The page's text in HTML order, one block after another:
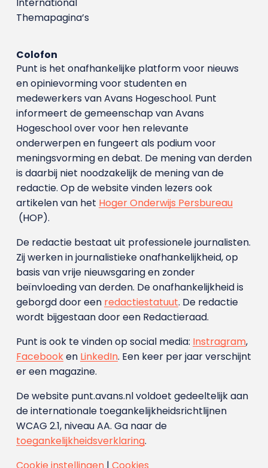
Themapagina’s
Colofon
Punt is het onafhankelijke platform voor nieuws
en opinievorming voor studenten en
medewerkers van Avans Hoge­school. Punt
informeert de gemeenschap van Avans
Hogeschool over voor hen relevante
onderwerpen en fungeert als podium voor
meningsvorming en debat. De mening van derden
is daarbij niet noodzakelijk de mening van de
redactie. Op de website vinden lezers ook
artikelen van het Hoger Onderwijs Persbureau
(HOP).
De redactie bestaat uit professionele journalisten.
Zij werken in journalistieke onafhankelijkheid, op
basis van vrije nieuwsgaring en zonder
beïnvloeding van derden. De onafhankelijkheid is
geborgd door een redactiestatuut. De redactie
wordt bijgestaan door een Redactieraad.
Punt is ook te vinden op social media: Instragram,
Facebooken LinkedIn. Een keer per jaar verschijnt
er een magazine.
De website punt.avans.nl voldoet gedeeltelijk aan
de internationale toegankelijkheidsrichtlijnen
WCAG 2.1, niveau AA. Ga naar de
toegankelijkheidsverklaring.
Cookie instellingen| Cookies